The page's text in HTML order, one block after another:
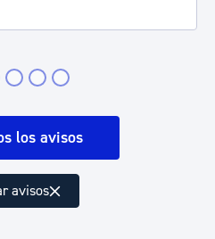
los avisos
avisos